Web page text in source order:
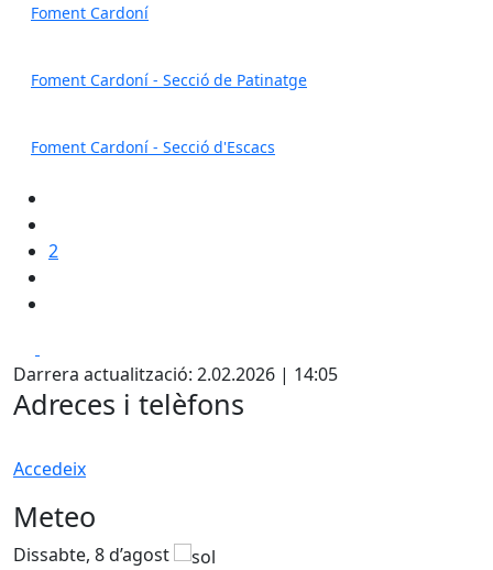
Foment Cardoní
Foment Cardoní - Secció de Patinatge
Foment Cardoní - Secció d'Escacs
2
Darrera actualització: 2.02.2026 | 14:05
Adreces i telèfons
Accedeix
Meteo
Dissabte, 8 d’agost